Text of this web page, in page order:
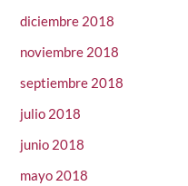
diciembre 2018
noviembre 2018
septiembre 2018
julio 2018
junio 2018
mayo 2018